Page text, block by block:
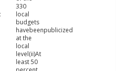
330
local
budgets
havebeenpublicized
at the
local
level(ii)At
least 50